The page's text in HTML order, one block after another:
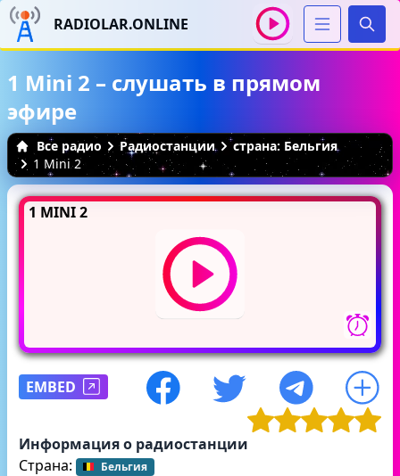
RADIOLAR.ONLINE
1 Mini 2 – слушать в прямом
эфире
Все радио Радиостанции
страна: Бельгия
1 Mini 2
1 MINI 2
EMBED
Информация о радиостанции
Страна:
Бельгия